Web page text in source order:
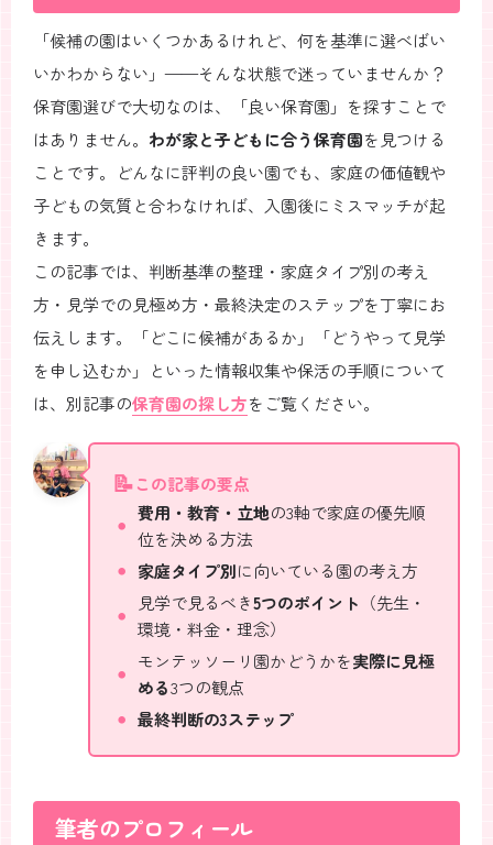
「候補の園はいくつかあるけれど、何を基準に選べばい
いかわからない」——そんな状態で迷っていませんか？
保育園選びで大切なのは、「良い保育園」を探すことで
はありません。 わが家と子どもに合う保育園を見つける
ことです。どんなに評判の良い園でも、家庭の価値観や
子どもの気質と合わなければ、入園後にミスマッチが起
きます。
この記事では、判断基準の整理・家庭タイプ別の考え
方・見学での見極め方・最終決定のステップを丁寧にお
伝えします。「どこに候補があるか」「どうやって見学
を申し込むか」といった情報収集や保活の手順について
は、別記事の保育園の探し方をご覧ください。
この記事の要点
費用・教育・立地の3軸で家庭の優先順
位を決める方法
家庭タイプ別に向いている園の考え方
見学で見るべき5つのポイント （先生・
環境・料金・理念）
モンテッソーリ園かどうかを実際に見極
める3つの観点
最終判断の3ステップ
筆者のプロフィール